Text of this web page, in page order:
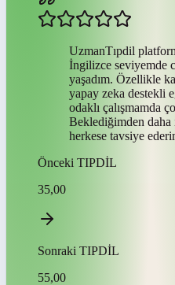
UzmanTıpdil
İngilizce seviyemde
yaşadım. Özellikle
yapay zeka destekli
odaklı çalışmamda
Beklediğimden daha
herkese tavsiye
Önceki TIPDİL
35,00
Sonraki TIPDİL
55,00